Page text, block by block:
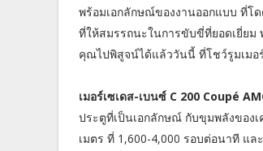
พร้อมเอกลักษณ์ของงานออกแบบ ที่โ
ที่ให้สมรรถนะในการขับขี่ที่ยอดเยี่ยม
คุณไปพิสูจน์ได้แล้ววันนี้ ที่โชว์รูมเมอ
เมอร์เซเดส-เบนซ์ C 200 Coupé
ประตูที่เป็นเอกลักษณ์ กับขุมพลังของ
เมตร ที่ 1,600-4,000 รอบต่อนาที แ